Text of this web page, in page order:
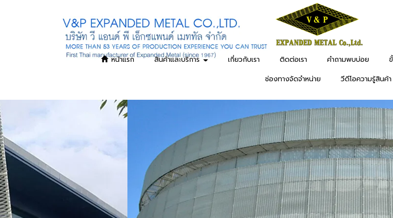
หน้าแรก สินค้าและบริการ เกี่ยวกับเรา ติดต่อเรา คำถามพบบ่อย
ช่องทางจัดจำหน่าย
วีดีโอความรู้สินค้า